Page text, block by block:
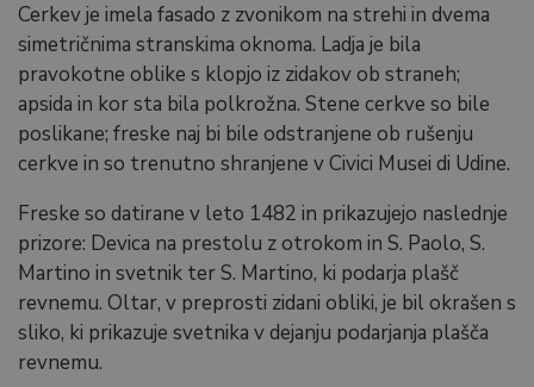
Cerkev je imela fasado z zvonikom na strehi in dvema
simetričnima stranskima oknoma. Ladja je bila
pravokotne oblike s klopjo iz zidakov ob straneh;
apsida in kor sta bila polkrožna. Stene cerkve so bile
poslikane; freske naj bi bile odstranjene ob rušenju
cerkve in so trenutno shranjene v Civici Musei di Udine.
Freske so datirane v leto 1482 in prikazujejo naslednje
prizore: Devica na prestolu z otrokom in S. Paolo, S.
Martino in svetnik ter S. Martino, ki podarja plašč
revnemu. Oltar, v preprosti zidani obliki, je bil okrašen s
sliko, ki prikazuje svetnika v dejanju podarjanja plašča
revnemu.